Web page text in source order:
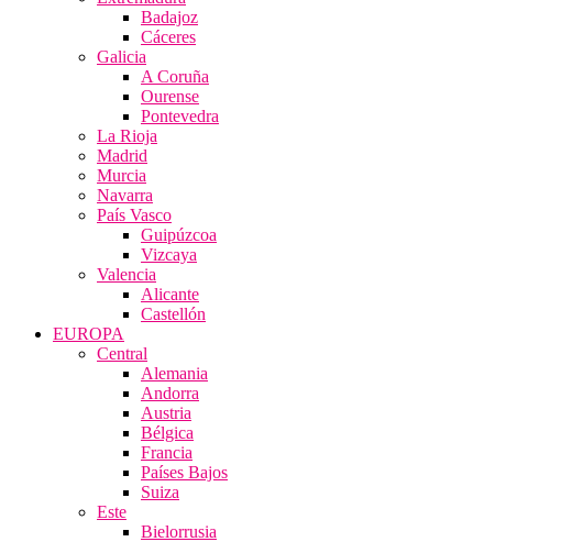
Badajoz
Cáceres
Galicia
A Coruña
Ourense
Pontevedra
La Rioja
Madrid
Murcia
Navarra
País Vasco
Guipúzcoa
Vizcaya
Valencia
Alicante
Castellón
EUROPA
Central
Alemania
Andorra
Austria
Bélgica
Francia
Países Bajos
Suiza
Este
Bielorrusia